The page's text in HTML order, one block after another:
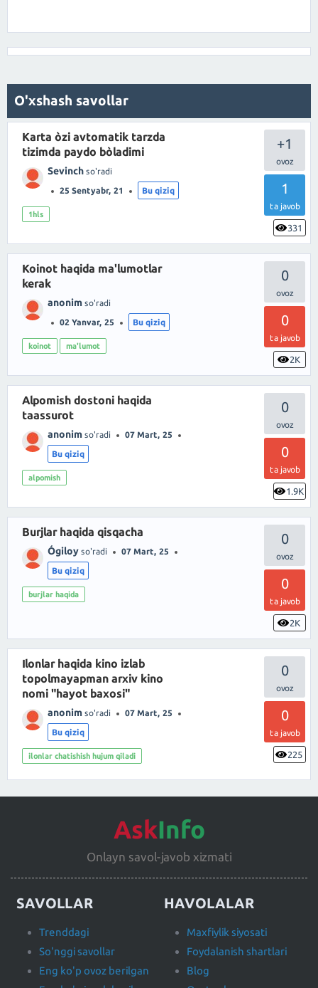
O'xshash savollar
+1
1
ta javob
331
Karta òzi avtomatik tarzda
tizimda paydo bòladimi
Sevinch so'radi
25 Sentyabr, 21 Bu qiziq
1hls
0
0
ta javob
2K
Koinot haqida ma'lumotlar
kerak
anonim so'radi
02 Yanvar, 25 Bu qiziq
koinot ma'lumot
0
0
ta javob
1.9K
Alpomish dostoni haqida
taassurot
anonim so'radi 07 Mart, 25
Bu qiziq
alpomish
0
0
ta javob
2K
Burjlar haqida qisqacha
Ógiloy so'radi 07 Mart, 25
Bu qiziq
burjlar haqida
0
0
ta javob
225
Ilonlar haqida kino izlab
topolmayapman arxiv kino
nomi "hayot baxosi"
anonim so'radi 07 Mart, 25
Bu qiziq
ilonlar chatishish hujum qiladi
AskInfo
Onlayn savol-javob xizmati
SAVOLLAR
Trenddagi
So'nggi savollar
Eng ko'p ovoz berilgan
HAVOLALAR
Maxfiylik siyosati
Foydalanish shartlari
Blog